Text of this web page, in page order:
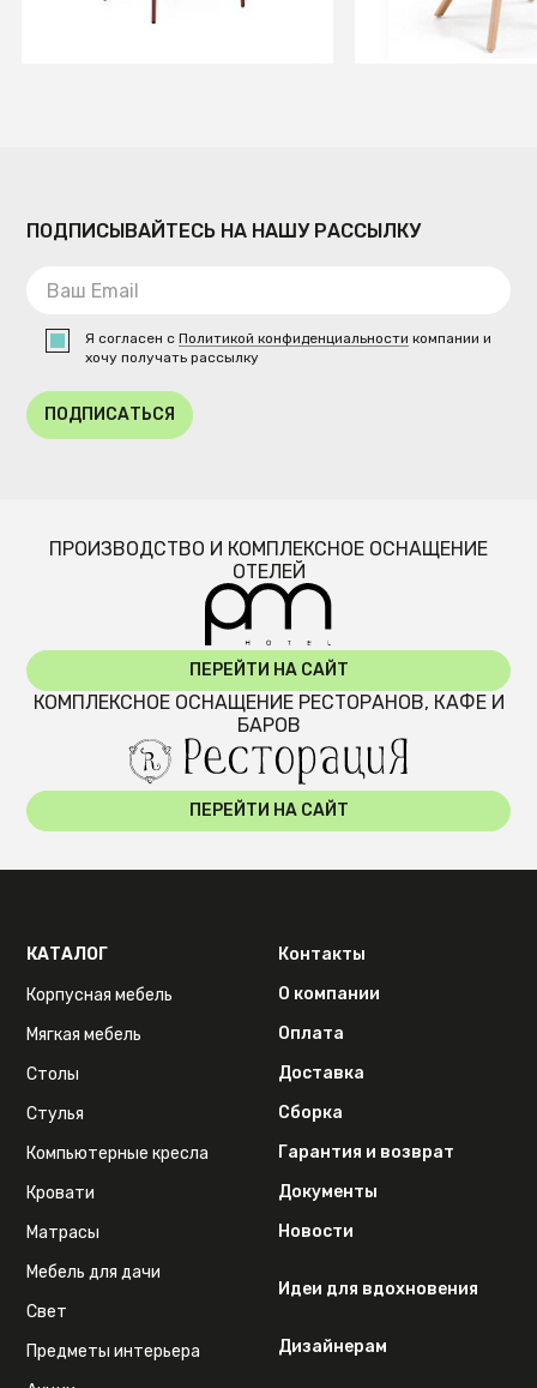
В КОРЗИНУ В
ПОДПИСЫВАЙТЕСЬ НА НАШУ РАССЫЛКУ
Я согласен сПолитикой конфиденциальности компании и
хочу получать рассылку
ПОДПИСАТЬСЯ
ПРОИЗВОДСТВО И КОМПЛЕКСНОЕ ОСНАЩЕНИЕ
ОТЕЛЕЙ
ПЕРЕЙТИ НА САЙТ
КОМПЛЕКСНОЕ ОСНАЩЕНИЕ РЕСТОРАНОВ, КАФЕ И
БАРОВ
ПЕРЕЙТИ НА САЙТ
КАТАЛОГ
Корпусная мебель
Мягкая мебель
Столы
Стулья
Компьютерные кресла
Кровати
Матрасы
Мебель для дачи
Свет
Предметы интерьера
Контакты
О компании
Оплата
Доставка
Сборка
Гарантия и возврат
Документы
Новости
Идеи для вдохновения
Дизайнерам